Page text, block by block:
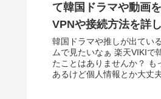
て韓国ドラマや動画
VPNや接続方法を詳
韓国ドラマや推しが出てい
ムで見たいなぁ 楽天VIKIで
たことはありませんか？ も
あるけど個人情報とか大丈